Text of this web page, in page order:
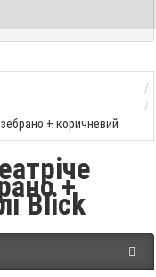
+ коричневий
+
Blick